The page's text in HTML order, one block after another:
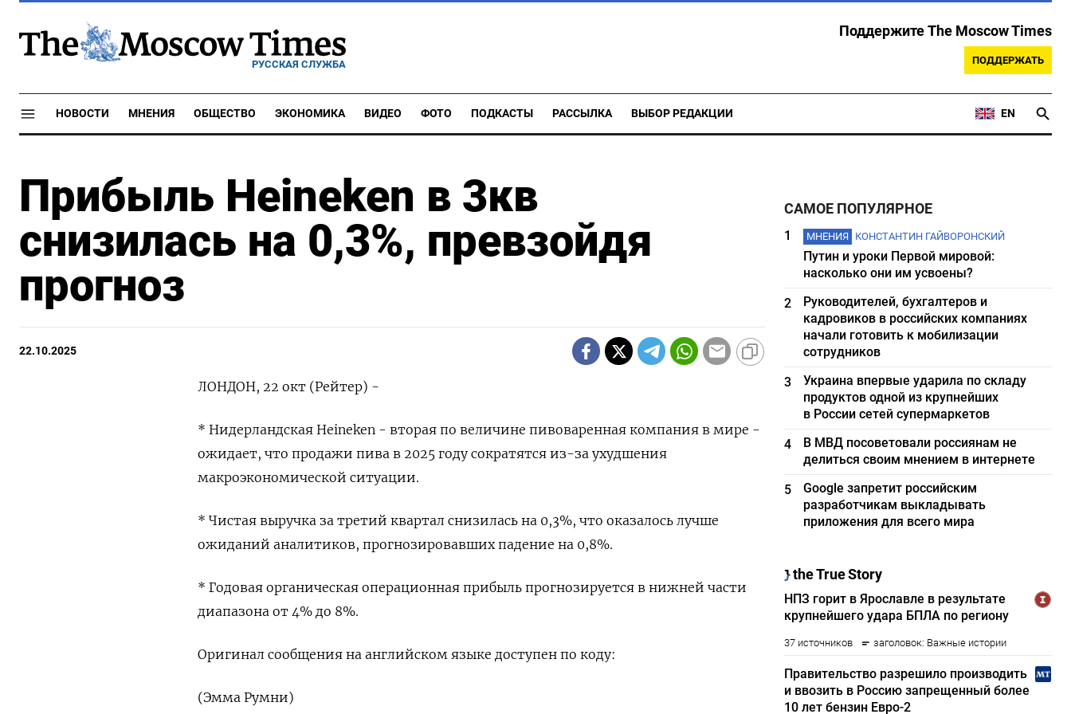
РУССКАЯ СЛУЖБА
Поддержите The Moscow Times
ПОДДЕРЖАТЬ
НОВОСТИ МНЕНИЯ ОБЩЕСТВО ЭКОНОМИКА ВИДЕО ФОТО ПОДКАСТЫ РАССЫЛКА ВЫБОР РЕДАКЦИИ EN
Прибыль Heineken в 3кв
снизилась на 0,3%, превзойдя
прогноз
22.10.2025
ЛОНДОН, 22 окт (Рейтер) -
* Нидерландская Heineken - вторая по величине пивоваренная компания в мире -
ожидает, что продажи пива в 2025 году сократятся из-за ухудшения
макроэкономической ситуации.
* Чистая выручка за третий квартал снизилась на 0,3%, что оказалось лучше
ожиданий аналитиков, прогнозировавших падение на 0,8%.
* Годовая органическая операционная прибыль прогнозируется в нижней части
диапазона от 4% до 8%.
Оригинал сообщения на английском языке доступен по коду:
(Эмма Румни)
САМОЕ ПОПУЛЯРНОЕ
1 МНЕНИЯ КОНСТАНТИН ГАЙВОРОНСКИЙ
Путин и уроки Первой мировой:
насколько они им усвоены?
2
Руководителей, бухгалтеров и
кадровиков в российских компаниях
начали готовить к мобилизации
сотрудников
3
Украина впервые ударила по складу
продуктов одной из крупнейших
в России сетей супермаркетов
4
В МВД посоветовали россиянам не
делиться своим мнением в интернете
5
Google запретит российским
разработчикам выкладывать
приложения для всего мира